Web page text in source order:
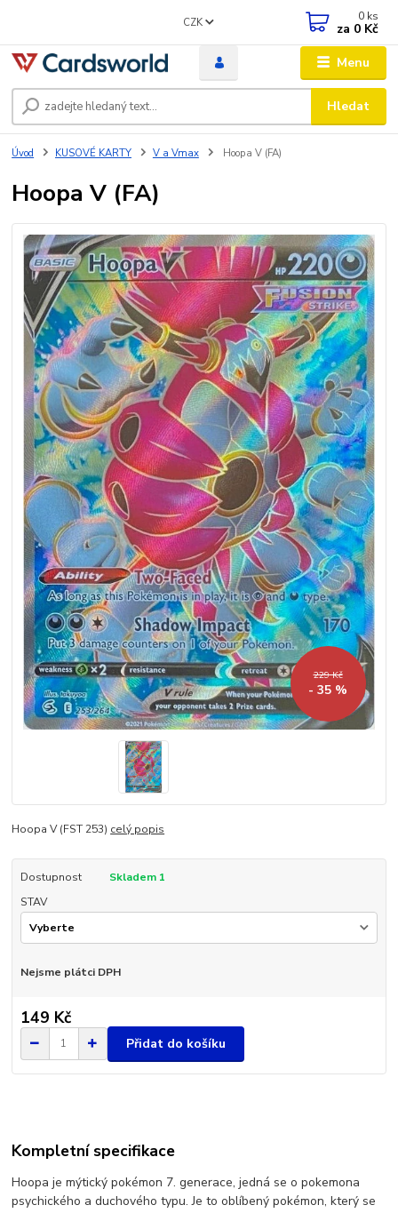
Menu
CZK
Hledat
0 ks
za 0 Kč
Úvod KUSOVÉ KARTY V a Vmax Hoopa V (FA)
Hoopa V (FA)
229 Kč
- 35 %
Hoopa V (FST 253) celý popis
Dostupnost
Skladem 1
STAV
Nejsme plátci DPH
149 Kč
Přidat do košíku
Kompletní specifikace
Hoopa je mýtický pokémon 7. generace, jedná se o pokemona
psychického a duchového typu. Je to oblíbený pokémon, který se